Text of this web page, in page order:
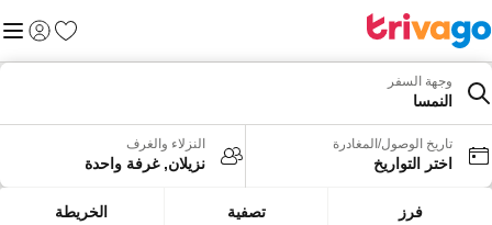
المفضلة
تسجيل
وجهة السفر
النمسا
تاريخ الوصول/المغادرة
اختر التواريخ
النزلاء والغرف
نزيلان, غرفة واحدة
فرز تصفية الخريطة